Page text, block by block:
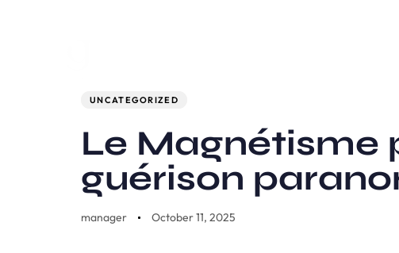
UNCATEGORIZED
Le Magnétisme
guérison
manager October 11, 2025